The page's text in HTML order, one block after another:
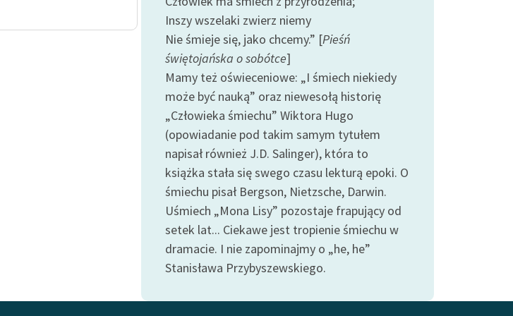
Inszy wszelaki zwierz niemy
Nie śmieje się, jako chcemy.” [Pieśń
świętojańska o sobótce]
Mamy też oświeceniowe: „I śmiech niekiedy
może być nauką” oraz niewesołą historię
„Człowieka śmiechu” Wiktora Hugo
(opowiadanie pod takim samym tytułem
napisał również J.D. Salinger), która to
książka stała się swego czasu lekturą epoki. O
śmiechu pisał Bergson, Nietzsche, Darwin.
Uśmiech „Mona Lisy” pozostaje frapujący od
setek lat... Ciekawe jest tropienie śmiechu w
dramacie. I nie zapominajmy o „he, he”
Stanisława Przybyszewskiego.